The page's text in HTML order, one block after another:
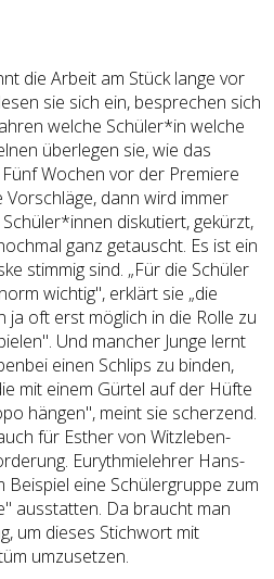
die Arbeit am Stück lange vor
sie sich ein, besprechen sich
welche Schüler*in welche
überlegen sie, wie das
Wochen vor der Premiere
dann wird immer
diskutiert, gekürzt,
ganz getauscht. Es ist ein
stimmig sind. „Für die Schüler
wichtig", erklärt sie „die
ja oft erst möglich in die Rolle zu
Und mancher Junge lernt
einen Schlips zu binden,
mit einem Gürtel auf der Hüfte
hängen", meint sie scherzend.
für Esther von Witzleben-
Eurythmielehrer Hans-
eine Schülergruppe zum
ausstatten. Da braucht man
um dieses Stichwort mit
umzusetzen.